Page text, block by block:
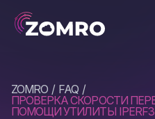
ZOMRO
FAQ
ПРОВЕРКА СКОРОСТИ
ПОМОЩИ УТИЛИТЫ IPERF3